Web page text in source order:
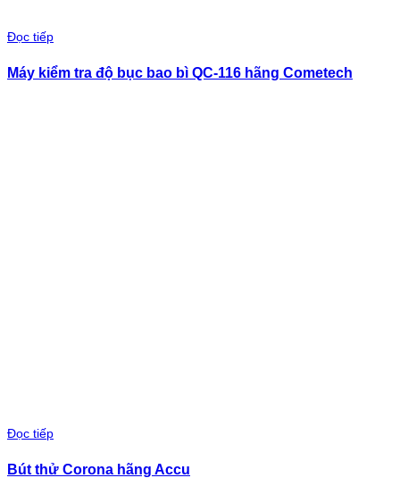
Đọc tiếp
Máy kiểm tra độ bục bao bì QC-116 hãng Cometech
Đọc tiếp
Bút thử Corona hãng Accu